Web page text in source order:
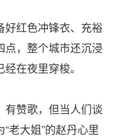
红色冲锋衣、充裕
点，整个城市还沉浸
在夜里穿梭。
赞歌，但当人们谈
老大姐”的赵丹心里